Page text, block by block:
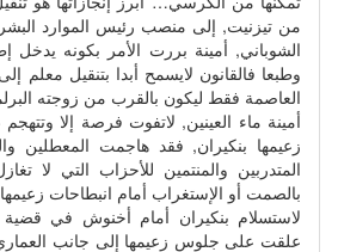
من تيزنيت, إلى منصب رئيس الموارد البشرية
الشوباني, أمينة بررت الأمر بكونه يدخل
وطبعا فالقانون لايسمح أبدا بتنقيل معلم
العاصمة فقط ليكون بالقرب من زوجته
أمينة ماء العينين, لاتفوت فرصة إلا
زعيمها بنكيران, فقد هاجمت المعطلين
المتدربين والمنتمين للأحزاب التي لا
بالصمت أو الإستغراب أمام انبطاحات
علقت على جلوس زعيمها إلى جانب العماري